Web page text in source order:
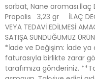
sorbat, Nane
Propolis 3,23 gr İLAÇ
VEYA TEDAVİ EDİLMESİ
SATIŞA SUNDUĞUMUZ
*İade ve Değişim: İade
faturasıyla birlikte zarar
tarafımıza gönderiniz.